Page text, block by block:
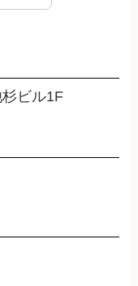
ビル1F